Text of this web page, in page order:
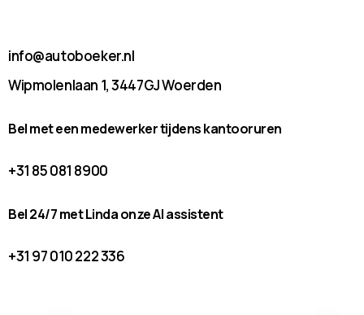
info@autoboeker.nl
Wipmolenlaan 1, 3447GJ Woerden
Bel met een medewerker tijdens kantooruren
+31 85 081 8900
Bel 24/7 met Linda onze AI assistent
+31 97 010 222 336